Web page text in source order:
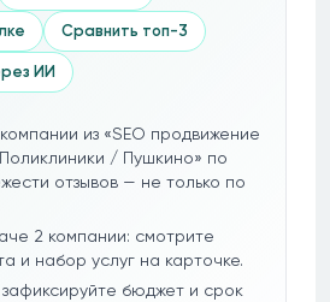
Сравнить топ-3
ИИ
из «SEO продвижение
/ Пушкино» по
отзывов — не только по
2 компании: смотрите
и набор услуг на карточке.
бюджет и срок